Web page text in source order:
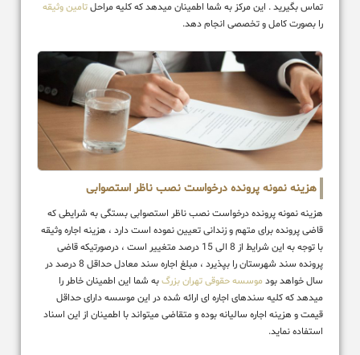
تماس بگیرید . این مرکز به شما اطمینان میدهد که کلیه مراحلتامین وثیقه
را بصورت کامل و تخصصی انجام دهد.
هزینه نمونه پرونده درخواست نصب ناظر استصوابی
هزینه نمونه پرونده درخواست نصب ناظر استصوابی بستگی به شرایطی که
قاضی پرونده برای متهم و زندانی تعیین نموده است دارد ، هزینه اجاره وثیقه
با توجه به این شرایط از 8 الی 15 درصد متغییر است ، درصورتیکه قاضی
پرونده سند شهرستان را بپذیرد ، مبلغ اجاره سند معادل حداقل 8 درصد در
سال خواهد بود موسسه حقوقی تهران بزرگبه شما این اطمینان خاطر را
میدهد که کلیه سندهای اجاره ای ارائه شده در این موسسه دارای حداقل
قیمت و هزینه اجاره سالیانه بوده و متقاضی میتواند با اطمینان از این اسناد
استفاده نماید.